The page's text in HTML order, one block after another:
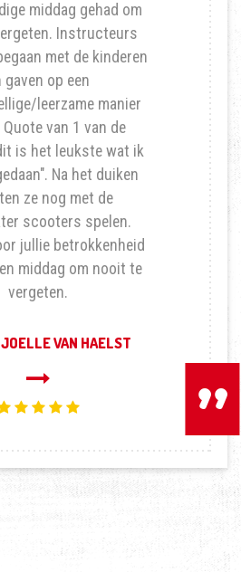
middag gehad om
Instructeurs
met de kinderen
gaven op een
leerzame manier
van 1 van de
is het leukste wat ik
Na het duiken
ze nog met de
scooters spelen.
jullie betrokkenheid
middag om nooit te
vergeten.
JOELLE VAN HAELST
Vorige